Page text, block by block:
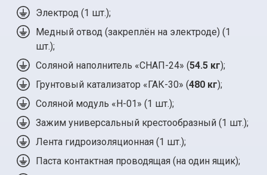
Электрод (1 шт.);
Медный отвод (закреплён на электроде) (1
шт.);
Соляной наполнитель «СНАП-24» (54.5 кг);
Грунтовый катализатор «ГАК-30» (480 кг);
Соляной модуль «Н-01» (1 шт.);
Зажим универсальный крестообразный (1 шт.);
Лента гидроизоляционная (1 шт.);
Паста контактная проводящая (на один ящик);